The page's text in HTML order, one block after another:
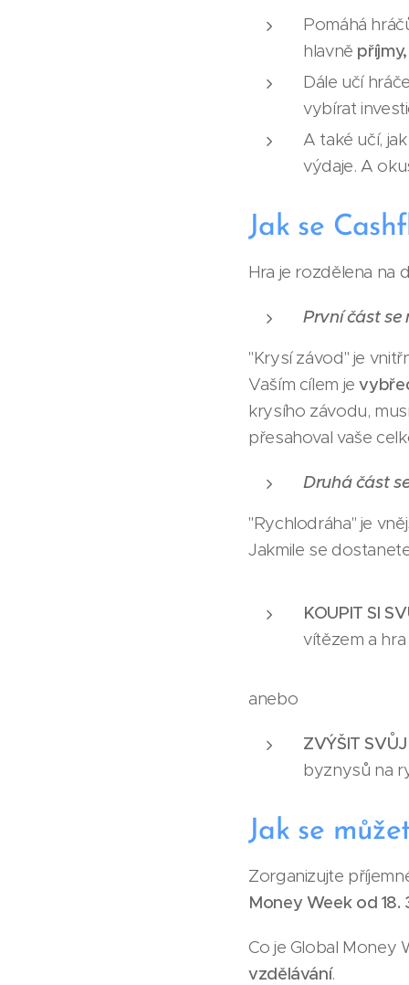
Pomáhá
hlavně
Dále učí
vybírat
A také učí,
výdaje. A
Jak se
Hra je rozdělena na
První část
"Krysí závod" je
Vaším cílem je
krysího závodu,
přesahoval vaše
Druhá část
"Rychlodráha" je
Jakmile se
KOUPIT SI
vítězem a
anebo
ZVÝŠIT
byznysů na
Jak se
Zorganizujte
Money Week od 18.
Co je Global Money
vzdělávání.